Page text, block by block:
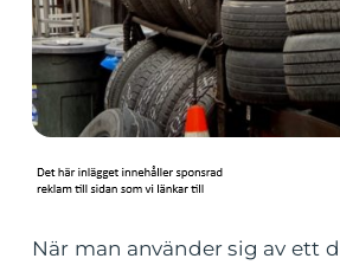
När man använder sig av ett